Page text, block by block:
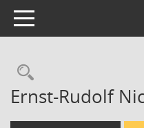
Toggle navigation
Ernst-Rudolf